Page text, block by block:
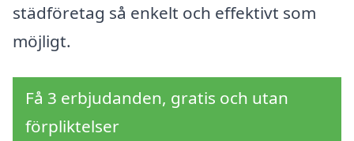
städföretag så enkelt och effektivt som
möjligt.
Få 3 erbjudanden, gratis och utan
förpliktelser